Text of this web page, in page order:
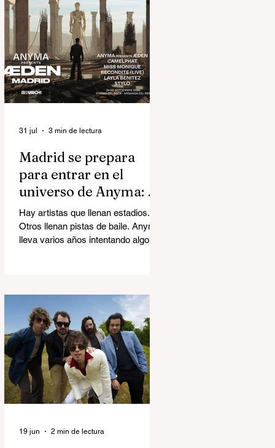
Madrid se prepara
para entrar en el
universo de Anyma: así
será ÆDEN, la
experiencia inmersiva
del año
Hay artistas que llenan estadios.
Otros llenan pistas de baile. Anyma
lleva varios años intentando algo
escenario de ÆDEN, la nueva
superproducción audiovisual del
creador italiano-estadounidense
Matteo Milleri, que aterriza en
Ciudad del Rock (Arganda del Rey)
con una única fecha en la capital
bajo el sello de Brunch Electronik.
31 jul 3 min de lectura
19 jun 2 min de lectura